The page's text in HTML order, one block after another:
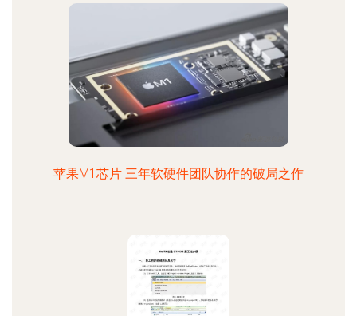
苹果M1芯片 三年软硬件团队协作的破局之作